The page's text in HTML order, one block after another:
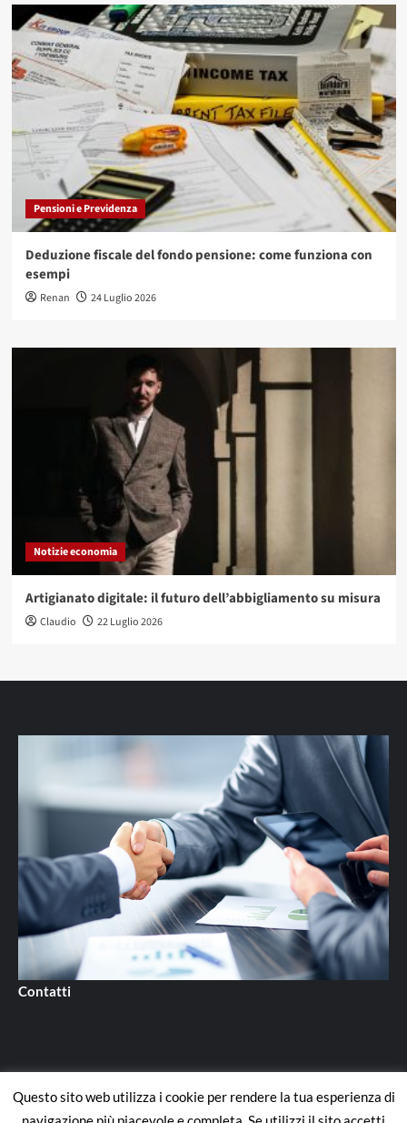
Pensioni e Previdenza
Deduzione fiscale del fondo pensione: come funziona con
esempi
Renan 24 Luglio 2026
Notizie economia
Artigianato digitale: il futuro dell’abbigliamento su misura
Claudio 22 Luglio 2026
Contatti
Contatti
Questo sito web utilizza i cookie per rendere la tua esperienza di